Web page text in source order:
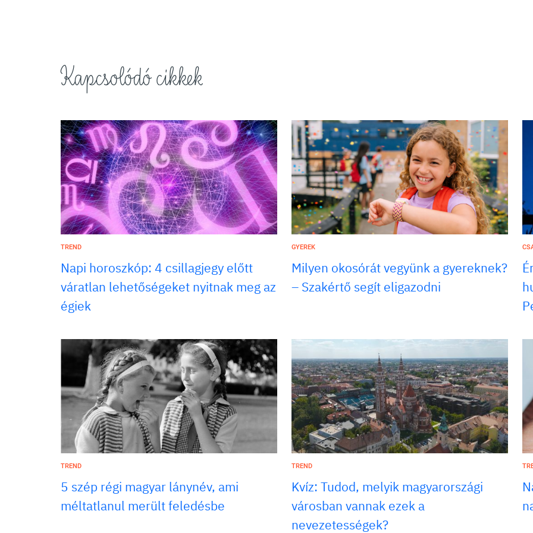
Kapcsolódó cikkek
TREND
Napi horoszkóp: 4 csillagjegy előtt
váratlan lehetőségeket nyitnak meg az
égiek
GYEREK
Milyen okosórát vegyünk a gyereknek?
– Szakértő segít eligazodni
TREND
5 szép régi magyar lánynév, ami
méltatlanul merült feledésbe
TREND
Kvíz: Tudod, melyik magyarországi
városban vannak ezek a
nevezetességek?